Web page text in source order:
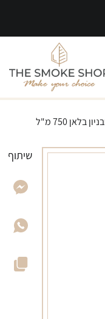
750 מ"ל
שיתוף